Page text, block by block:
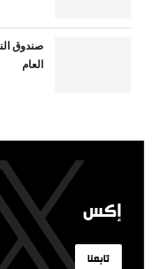
صندوق
العام
إكس
تابعنا